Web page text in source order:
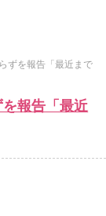
ずを報告「最近まで
報告「最近